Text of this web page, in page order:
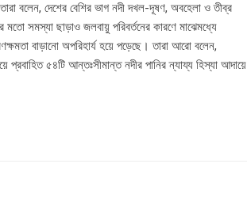
বলেন, দেশের বেশির ভাগ নদী দখল-দূষণ, অবহেলা ও তীব্র
মতো সমস্যা ছাড়াও জলবায়ু পরিবর্তনের কারণে মাঝেমধ্যে
বাড়ানো অপরিহার্য হয়ে পড়েছে। তারা আরো বলেন,
প্রবাহিত ৫৪টি আন্তঃসীমান্ত নদীর পানির ন্যায্য হিস্যা আদায়ে